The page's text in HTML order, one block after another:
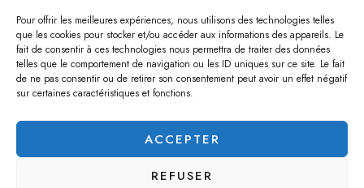
Pour offrir les meilleures expériences, nous utilisons des technologies telles
que les cookies pour stocker et/ou accéder aux informations des appareils. Le
fait de consentir à ces technologies nous permettra de traiter des données
telles que le comportement de navigation ou les ID uniques sur ce site. Le fait
de ne pas consentir ou de retirer son consentement peut avoir un effet négatif
sur certaines caractéristiques et fonctions.
ACCEPTER
REFUSER
Je m'abonne